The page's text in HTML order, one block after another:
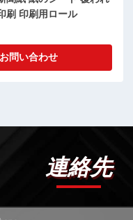
刷 印刷用ロール
お問い合わせ
連絡先